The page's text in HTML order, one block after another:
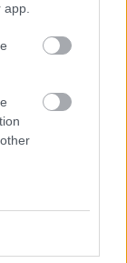
Πεταλούδα και
στο
«Υγιής
κύτταρα από